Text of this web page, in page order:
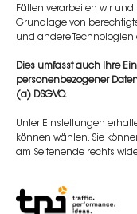
Fällen verarbeiten wir
Grundlage von
und andere Technologien
Dies umfasst auch Ihre
personenbezogener
(a) DSGVO.
Unter Einstellungen
können wählen. Sie
am Seitenende rechts
Fragen.
wenn Sie am Live-
Registrierung
Webinars im